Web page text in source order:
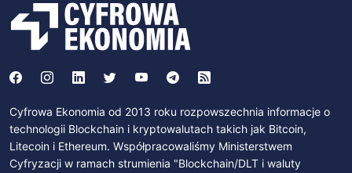
Cyfrowa Ekonomia od 2013 roku rozpowszechnia informacje o
technologii Blockchain i kryptowalutach takich jak Bitcoin,
Litecoin i Ethereum. Współpracowaliśmy Ministerstwem
Cyfryzacji w ramach strumienia "Blockchain/DLT i waluty